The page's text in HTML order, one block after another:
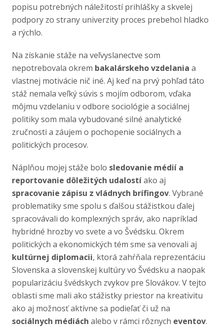
popisu potrebných náležitostí prihlášky a skvelej
podpory zo strany univerzity proces prebehol hladko
a rýchlo.
Na získanie stáže na veľvyslanectve som
nepotrebovala okrem bakalárskeho vzdelania a
vlastnej motivácie nič iné. Aj keď na prvý pohľad táto
stáž nemala veľký súvis s mojím odborom, vďaka
môjmu vzdelaniu v odbore sociológie a sociálnej
politiky som mala vybudované silné analytické
zručnosti a záujem o pochopenie sociálnych a
politických procesov.
Náplňou mojej stáže bolo sledovanie médií a
reportovanie dôležitých udalostíako aj
spracovanie zápisu z vládnych brífingov. Vybrané
problematiky sme spolu s ďalšou stážistkou ďalej
spracovávali do komplexných správ, ako napríklad
hybridné hrozby vo svete a vo Švédsku. Okrem
politických a ekonomických tém sme sa venovali aj
kultúrnej diplomacii, ktorá zahŕňala reprezentáciu
Slovenska a slovenskej kultúry vo Švédsku a naopak
popularizáciu švédskych zvykov pre Slovákov. V tejto
oblasti sme mali ako stážistky priestor na kreativitu
ako aj možnosť aktívne sa podieľať či už na
sociálnych médiách alebo v rámci rôznych eventov.